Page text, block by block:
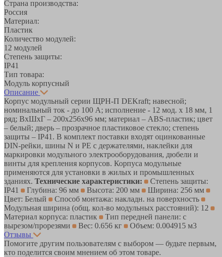
Страна производства:
Россия
Материал:
Пластик
Количество модулей:
12 модулей
Степень защиты:
IP41
Тип товара:
Модуль корпусный
Описание
Корпус модульный серии ЩРН-П DEKraft; навесной;
номинальный ток - до 100 А; исполнение - 12 мод. х 18 мм, 1
ряд; ВхШхГ – 200х256х96 мм; материал – ABS-пластик; цвет
– белый; дверь – прозрачное пластиковое стекло; степень
защиты – IP41. В комплект поставки входят оцинкованные
DIN-рейки, шины N и PE с держателями, наклейки для
маркировки модульного электрооборудования, дюбели и
винты для крепления корпусов. Корпуса модульные
применяются для установки в жилых и промышленных
зданиях. Технические характеристики:
Степень защиты:
IP41
Глубина: 96 мм Высота: 200 мм
Ширина: 256 мм
Цвет: Белый
Способ монтажа: накладн. на поверхность
Модульная ширина (общ. кол-во модульных расстояний): 12
Материал корпуса: пластик
Тип передней панели: с
вырезом/прорезями
Вес: 0.656 кг
Объем: 0.004915 м3
Отзывы
Помогите другим пользователям с выбором — будьте первым,
кто поделится своим мнением об этом товаре.